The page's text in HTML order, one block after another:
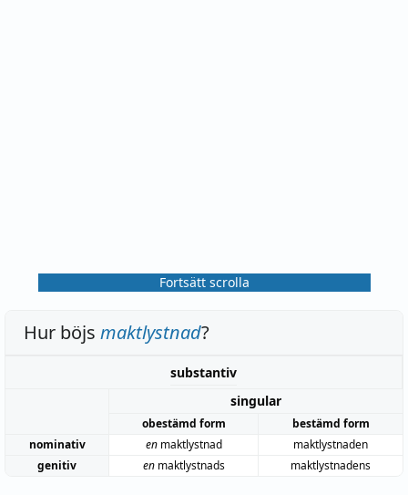
Fortsätt scrolla
Hur böjs maktlystnad?
substantiv
singular
obestämd form
bestämd form
nominativ
enmaktlystnad
maktlystnaden
genitiv
enmaktlystnads maktlystnadens